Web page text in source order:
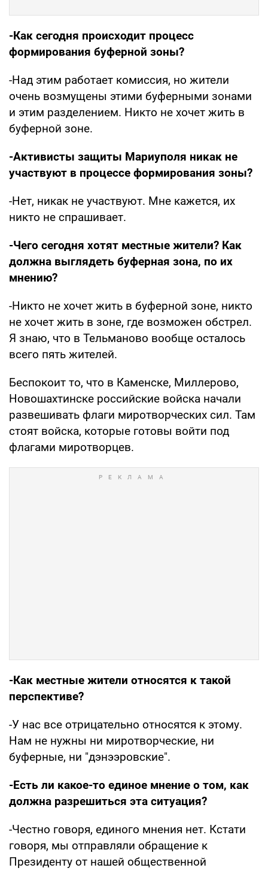
-Как сегодня происходит процесс
формирования буферной зоны?
-Над этим работает комиссия, но жители
очень возмущены этими буферными зонами
и этим разделением. Никто не хочет жить в
буферной зоне.
-Активисты защиты Мариуполя никак не
участвуют в процессе формирования зоны?
-Нет, никак не участвуют. Мне кажется, их
никто не спрашивает.
-Чего сегодня хотят местные жители? Как
должна выглядеть буферная зона, по их
мнению?
-Никто не хочет жить в буферной зоне, никто
не хочет жить в зоне, где возможен обстрел.
Я знаю, что в Тельманово вообще осталось
всего пять жителей.
Беспокоит то, что в Каменске, Миллерово,
Новошахтинске российские войска начали
развешивать флаги миротворческих сил. Там
стоят войска, которые готовы войти под
флагами миротворцев.
-Как местные жители относятся к такой
перспективе?
-У нас все отрицательно относятся к этому.
Нам не нужны ни миротворческие, ни
буферные, ни "дэнээровские".
-Есть ли какое-то единое мнение о том, как
должна разрешиться эта ситуация?
-Честно говоря, единого мнения нет. Кстати
говоря, мы отправляли обращение к
Президенту от нашей общественной